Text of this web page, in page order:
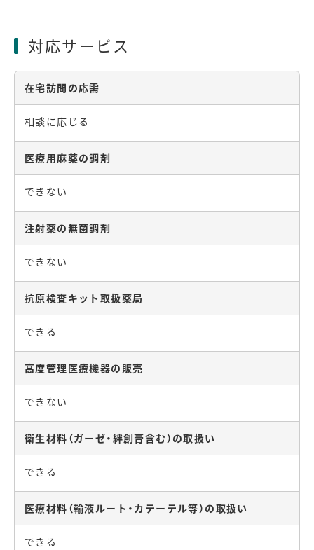
対応サービス
在宅訪問の応需
相談に応じる
医療用麻薬の調剤
できない
注射薬の無菌調剤
できない
抗原検査キット取扱薬局
できる
高度管理医療機器の販売
できない
衛生材料（ガーゼ・絆創膏含む）の取扱い
できる
医療材料（輸液ルート・カテーテル等）の取扱い
できる